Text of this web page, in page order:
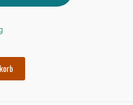
Preis Preis